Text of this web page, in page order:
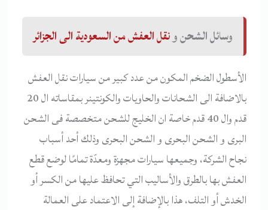
وسائل الشحن ونقل العفش من السعودية الى الجزائر
الأسطول الضخم المكون من عدد كبير من سيارات نقل العفش
بالاضافة الى الشحانات والحاويات والكونتينر بمقاساته ال 20
قدم وال 40 قدم خاصة ان الخليج للشحن متخصصة فى الشحن
البرى و الشحن البحرى و الشحن البحرى وذلك أحد أسباب
نجاح الشركة، وجميعها سيارات مجهزة ومعدّة تمامًا لوضع قطع
العفش بها بالطرق والأساليب التي تحافظ عليها من الكسر أو
الخدش أو التلف، هذا بالإضافة إلى الاعتماد على العمالة